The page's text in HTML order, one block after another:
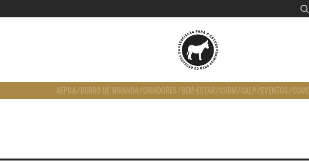
AEPGA/ BURRO DE MIRANDA/CRIADORES/ BEM-ESTAR/CVBM/CALP/ EVENTOS/